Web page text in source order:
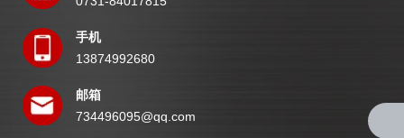
手机
13874992680
邮箱
734496095@qq.com